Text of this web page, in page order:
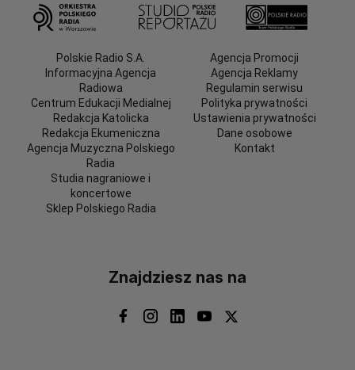
Polskie Radio S.A.
Informacyjna Agencja
Radiowa
Centrum Edukacji Medialnej
Redakcja Katolicka
Redakcja Ekumeniczna
Agencja Muzyczna Polskiego
Radia
Studia nagraniowe i
koncertowe
Sklep Polskiego Radia
Agencja Promocji
Agencja Reklamy
Regulamin serwisu
Polityka prywatności
Ustawienia prywatności
Dane osobowe
Kontakt
Znajdziesz nas na